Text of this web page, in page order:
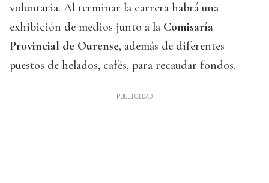
voluntaria. Al terminar la carrera habrá una
exhibición de medios junto a la Comisaría
Provincial de Ourense, además de diferentes
puestos de helados, cafés, para recaudar fondos.